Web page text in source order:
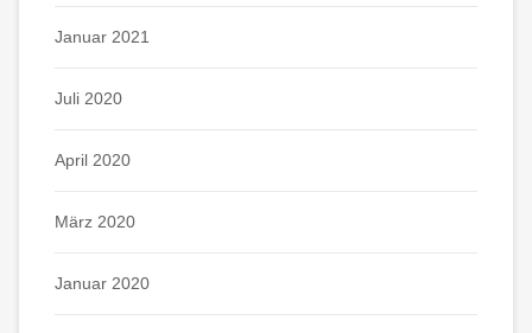
Januar 2021
Juli 2020
April 2020
März 2020
Januar 2020